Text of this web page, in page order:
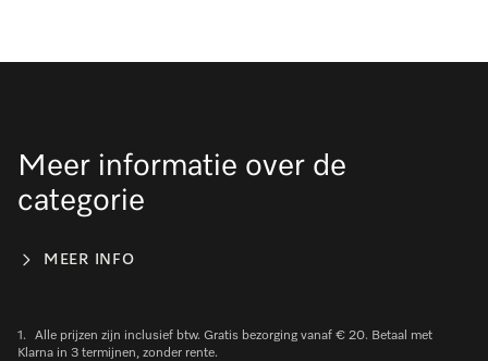
Meer informatie over de
categorie
MEER INFO
1.
Alle prijzen zijn inclusief btw. Gratis bezorging vanaf € 20. Betaal met
Klarna in 3 termijnen, zonder rente.